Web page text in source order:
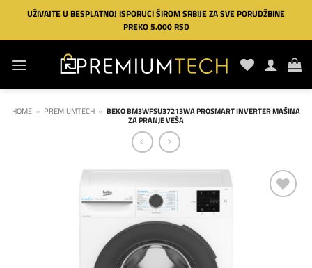
Preskoči
sadržaj
UŽIVAJTE U BESPLATNOJ ISPORUCI ŠIROM SRBIJE ZA SVE PORUDŽBINE
PREKO 5.000 RSD
HOME » PREMIUMTECH » BEKO BM3WFSU37213WA PROSMART INVERTER MAŠINA
ZA PRANJE VEŠA